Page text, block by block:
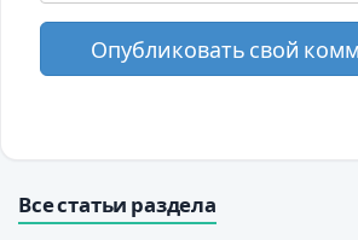
Опубликовать свой
Все статьи раздела